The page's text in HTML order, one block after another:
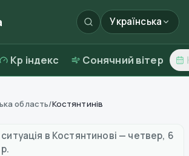
Українська
Kp індекс Сонячний вітер
область/Костянтинів
в Костянтинові — четвер, 6